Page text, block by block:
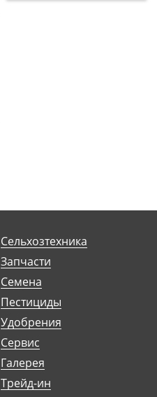
Сельхозтехника
Запчасти
Семена
Пестициды
Удобрения
Сервис
Галерея
Трейд-ин